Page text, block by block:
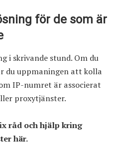
för de som är
i skrivande stund. Om du
du uppmaningen att kolla
IP-numret är associerat
proxytjänster.
råd och hjälp kring
här.